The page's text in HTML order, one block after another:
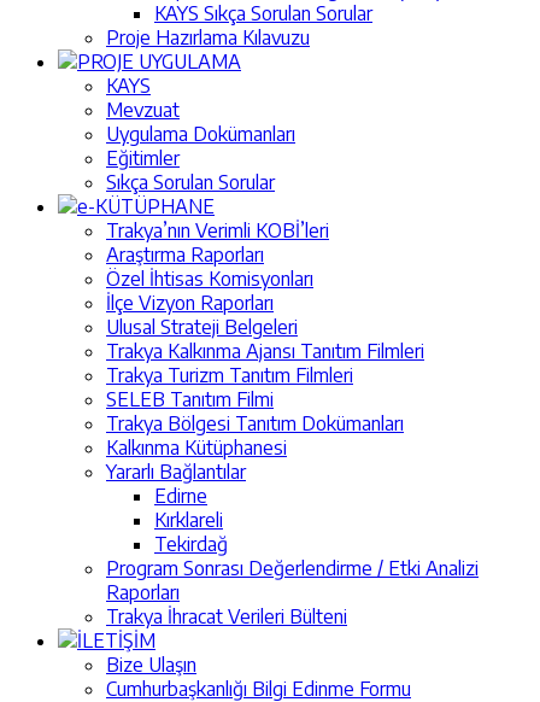
KAYS Sıkça Sorulan Sorular
Proje Hazırlama Kılavuzu
PROJE UYGULAMA
KAYS
Mevzuat
Uygulama Dokümanları
Eğitimler
Sıkça Sorulan Sorular
e-KÜTÜPHANE
Trakya’nın Verimli KOBİ’leri
Araştırma Raporları
Özel İhtisas Komisyonları
İlçe Vizyon Raporları
Ulusal Strateji Belgeleri
Trakya Kalkınma Ajansı Tanıtım Filmleri
Trakya Turizm Tanıtım Filmleri
SELEB Tanıtım Filmi
Trakya Bölgesi Tanıtım Dokümanları
Kalkınma Kütüphanesi
Yararlı Bağlantılar
Edirne
Kırklareli
Tekirdağ
Program Sonrası Değerlendirme / Etki Analizi
Raporları
Trakya İhracat Verileri Bülteni
İLETİŞİM
Bize Ulaşın
Cumhurbaşkanlığı Bilgi Edinme Formu